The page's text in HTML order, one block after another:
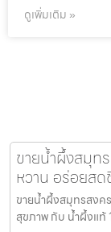
ดูเพิ่มเติม »
ขายน้ำผึ้งสมุท
หวาน อร่อยส
ขายน้ำผึ้งสมุทรสงค
สุขภาพ กับ น้ำผึ้งแท้